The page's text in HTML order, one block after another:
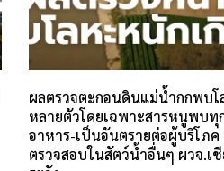
ผลตรวจตะกอนดินแม่น้ำกกพบ
หลายตัวโดยเฉพาะสารหนูพบทุ
อาหาร-เป็นอันตรายต่อผู้บริโภค
ตรวจสอบในสัตว์น้ำอื่นๆ ผวจ.เ